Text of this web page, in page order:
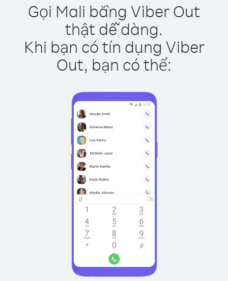
Gọi Mali bằng Viber Out
thật dễ dàng.
Khi bạn có tín dụng Viber
Out, bạn có thể: